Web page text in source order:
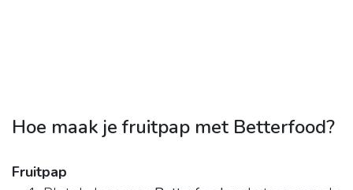
Hoe maak je fruitpap met Betterfood?
Fruitpap